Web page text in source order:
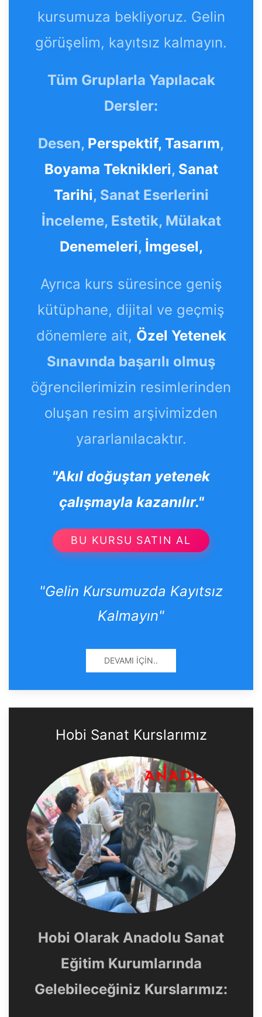
kursumuza bekliyoruz. Gelin
görüşelim, kayıtsız kalmayın.
Tüm Gruplarla Yapılacak
Dersler:
Desen, Perspektif, Tasarım,
Boyama Teknikleri, Sanat
Tarihi, Sanat Eserlerini
İnceleme, Estetik, Mülakat
Denemeleri, İmgesel,
Ayrıca kurs süresince geniş
kütüphane, dijital ve geçmiş
dönemlere ait, Özel Yetenek
Sınavında başarılı olmuş
öğrencilerimizin resimlerinden
oluşan resim arşivimizden
yararlanılacaktır.
"Akıl doğuştan yetenek
çalışmayla kazanılır."
BU KURSU SATIN AL
"Gelin Kursumuzda Kayıtsız
Kalmayın"
DEVAMI İÇIN..
Hobi Sanat Kurslarımız
Hobi Olarak Anadolu Sanat
Eğitim Kurumlarında
Gelebileceğiniz Kurslarımız: